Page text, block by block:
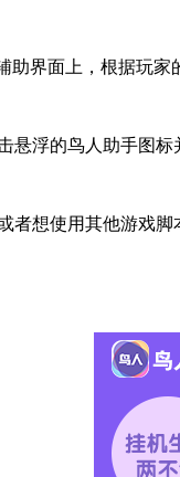
界面上，根据玩
浮的鸟人助手图
想使用其他游戏